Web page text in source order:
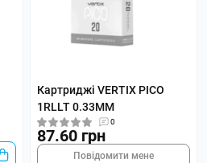
Картриджі VERTIX PICO
1RLLT 0.33MM
0
87.60 грн
Повідомити мене